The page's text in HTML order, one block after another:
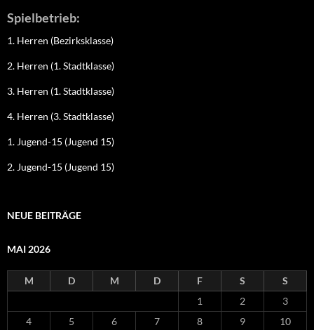
Spielbetrieb:
1. Herren (Bezirksklasse)
2. Herren (1. Stadtklasse)
3. Herren (1. Stadtklasse)
4. Herren (3. Stadtklasse)
1. Jugend-15 (Jugend 15)
2. Jugend-15 (Jugend 15)
NEUE BEITRÄGE
MAI 2026
M D M D F S
S
1
2
3
4
5 6 7 8 9 10